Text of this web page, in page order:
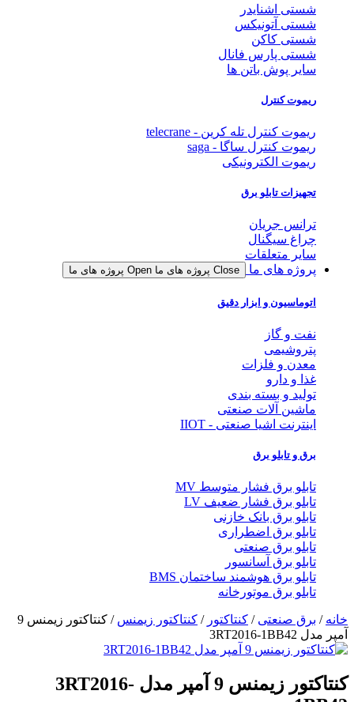
شستی اشنایدر
شستی آتونیکس
شستی کاکن
شستی پارس فانال
سایر پوش باتن ها
ریموت کنترل
ریموت کنترل تله کرین - telecrane
ریموت کنترل ساگا - saga
ریموت الکترونیکی
تجهیزات تابلو برق
ترانس جریان
چراغ سیگنال
سایر متعلقات
پروژه های ما
Close پروژه های ما Open پروژه های ما
اتوماسیون و ابزار دقیق
نفت و گاز
پتروشیمی
معدن و فلزات
غذا و دارو
تولید و بسته بندی
ماشین آلات صنعتی
اینترنت اشیا صنعتی - IIOT
برق و تابلو برق
تابلو برق فشار متوسط MV
تابلو برق فشار ضعیف LV
تابلو برق بانک خازنی
تابلو برق اضطراری
تابلو برق صنعتی
تابلو برق آسانسور
تابلو برق هوشمند ساختمان BMS
تابلو برق موتورخانه
خانه / برق صنعتی / کنتاکتور / کنتاکتور زیمنس
/ کنتاکتور زیمنس 9
آمپر مدل 3RT2016-1BB42
کنتاکتور زیمنس 9 آمپر مدل 3RT2016-